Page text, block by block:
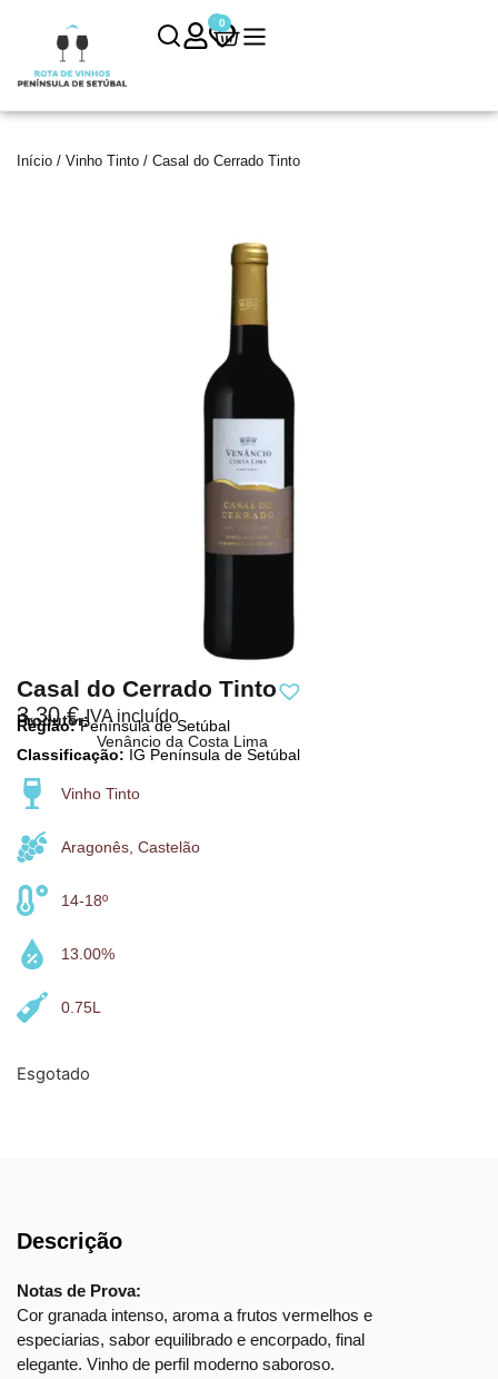
00
Início / Vinho Tinto / Casal do Cerrado Tinto
Casal do Cerrado Tinto
3,30€ IVA incluído
Venâncio da Costa Lima
Produtor:
Região:Península de Setúbal
Classificação: IG Península de Setúbal
Vinho Tinto
Aragonês, Castelão
14-18º
13.00%
0.75L
Esgotado
Descrição
Notas de Prova:
Cor granada intenso, aroma a frutos vermelhos e
especiarias, sabor equilibrado e encorpado, final
elegante. Vinho de perfil moderno saboroso.